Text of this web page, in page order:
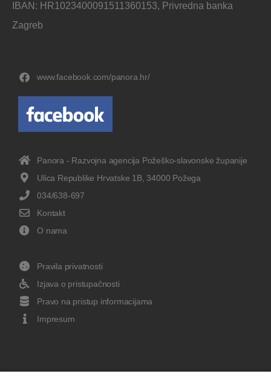
IBAN: HR1023400091511360153, Privredna banka
Zagreb
www.facebook.com/panora.hr/
Panora - Razvojna agencija Požeško-slavonske županije
Ulica Republike Hrvatske 1B, 34000 Požega
034/638-697
Kontakt
O nama
Pravila privatnosti
Izjava o pristupačnosti
Pravo na pristup informacijama
Impresum